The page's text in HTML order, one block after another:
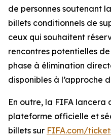
de personnes soutenant
billets conditionnels de
ceux qui souhaitent
rencontres potentielles
phase à élimination
disponibles à l’approche
En outre, la FIFA lancera
plateforme officielle et
billets sur FIFA.com/